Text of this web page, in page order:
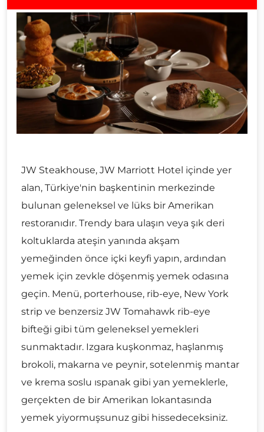
JW Steakhouse, JW Marriott Hotel içinde yer
alan, Türkiye'nin başkentinin merkezinde
bulunan geleneksel ve lüks bir Amerikan
restoranıdır. Trendy bara ulaşın veya şık deri
koltuklarda ateşin yanında akşam
yemeğinden önce içki keyfi yapın, ardından
yemek için zevkle döşenmiş yemek odasına
geçin. Menü, porterhouse, rib-eye, New York
strip ve benzersiz JW Tomahawk rib-eye
bifteği gibi tüm geleneksel yemekleri
sunmaktadır. Izgara kuşkonmaz, haşlanmış
brokoli, makarna ve peynir, sotelenmiş mantar
ve krema soslu ıspanak gibi yan yemeklerle,
gerçekten de bir Amerikan lokantasında
yemek yiyormuşsunuz gibi hissedeceksiniz.